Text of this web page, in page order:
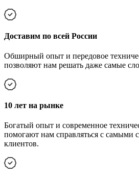
Доставим по всей России
Обширный опыт и передовое
позволяют нам решать даже самые
10 лет на рынке
Богатый опыт и современное
помогают нам справляться с самыми
клиентов.